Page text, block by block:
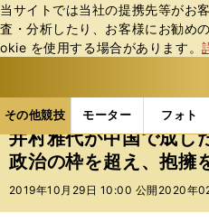
当サイトでは当社の提携先等がお
査・分析したり、お客様にお勧め
okie を使⽤する場合があります。
その他競技 モーター フォト
ス
ポ
ル
その他競技の記事一覧
井村雅代が中国で成し
政治の枠を超え、抱擁
2019年10月29日 10:00 公開 2020年